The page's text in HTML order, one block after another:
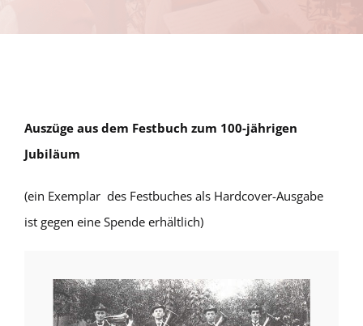
Auszüge aus dem Festbuch zum 100-jährigen
Jubiläum
(ein Exemplar des Festbuches als Hardcover-Ausgabe
ist gegen eine Spende erhältlich)